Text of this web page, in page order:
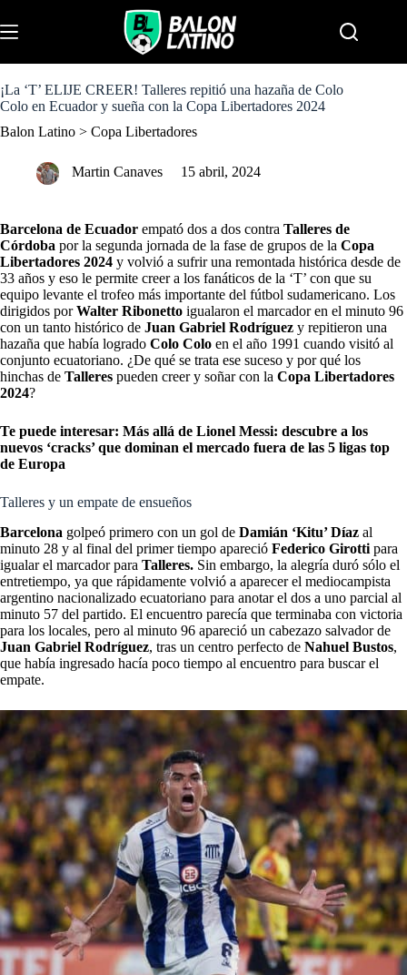
k
i
o
c
n
¡La ‘T’ ELIJE CREER! Talleres repitió una hazaña de Colo
Colo en Ecuador y sueña con la Copa Libertadores 2024
Balon Latino > Copa Libertadores
Martin Canaves 15 abril, 2024
Barcelona de Ecuador empató dos a dos contra Talleres de
Córdoba por la segunda jornada de la fase de grupos de la Copa
Libertadores 2024 y volvió a sufrir una remontada histórica desde de
33 años y eso le permite creer a los fanáticos de la ‘T’ con que su
equipo levante el trofeo más importante del fútbol sudamericano. Los
dirigidos porWalter Ribonetto igualaron el marcador en el minuto 96
con un tanto histórico de Juan Gabriel Rodríguez y repitieron una
hazaña que había logrado Colo Colo en el año 1991 cuando visitó al
conjunto ecuatoriano. ¿De qué se trata ese suceso y por qué los
hinchas de Talleres pueden creer y soñar con la Copa Libertadores
2024?
Te puede interesar: Más allá de Lionel Messi: descubre a los
nuevos ‘cracks’ que dominan el mercado fuera de las 5 ligas top
de Europa
Talleres y un empate de ensueños
Barcelona golpeó primero con un gol de Damián ‘Kitu’ Díaz al
minuto 28 y al final del primer tiempo apareció Federico Girotti para
igualar el marcador para Talleres. Sin embargo, la alegría duró sólo el
entretiempo, ya que rápidamente volvió a aparecer el mediocampista
argentino nacionalizado ecuatoriano para anotar el dos a uno parcial al
minuto 57 del partido. El encuentro parecía que terminaba con victoria
para los locales, pero al minuto 96 apareció un cabezazo salvador de
Juan Gabriel Rodríguez, tras un centro perfecto de Nahuel Bustos,
que había ingresado hacía poco tiempo al encuentro para buscar el
empate.